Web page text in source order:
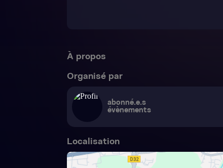
À propos
Organisé par
abonné.e.s
évènements
Localisation